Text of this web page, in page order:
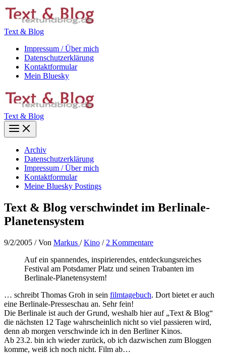
Zum
Inhalt
Text & Blog
Impressum / Über mich
Datenschutzerklärung
Kontaktformular
Mein Bluesky
Text & Blog
Main
Menu
Archiv
Datenschutzerklärung
Impressum / Über mich
Kontaktformular
Meine Bluesky Postings
Text & Blog verschwindet im Berlinale-
Planetensystem
9/2/2005 / Von Markus /Kino / 2 Kommentare
Auf ein spannendes, inspirierendes, entdeckungsreiches
Festival am Potsdamer Platz und seinen Trabanten im
Berlinale-Planetensystem!
… schreibt Thomas Groh in sein filmtagebuch. Dort bietet er auch
eine Berlinale-Presseschau an. Sehr fein!
Die Berlinale ist auch der Grund, weshalb hier auf „Text & Blog“
die nächsten 12 Tage wahrscheinlich nicht so viel passieren wird,
denn ab morgen verschwinde ich in den Berliner Kinos.
Ab 23.2. bin ich wieder zurück, ob ich dazwischen zum Bloggen
komme, weiß ich noch nicht. Film ab…